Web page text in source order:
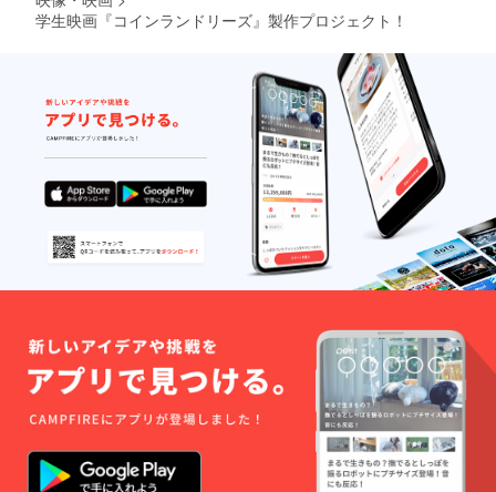
学生映画『コインランドリーズ』製作プロジェクト！